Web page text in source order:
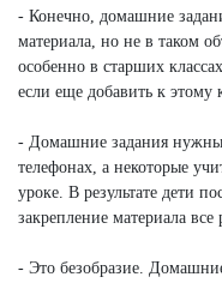
- Конечно, домашние
материала, но не в таком
особенно в старших
если еще добавить к этому
- Домашние задания
телефонах, а некоторые
уроке. В результате дети
закрепление материала
- Это безобразие.